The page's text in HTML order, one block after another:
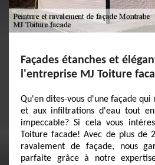
Façades étanches et
l'entreprise MJ Toiture
Qu'en dites-vous d'une façade
et aux infiltrations d'eau tout
impeccable? Si cela vous
Toiture facade! Avec de plus de
ravalement de façade, nous
parfaite grâce à notre